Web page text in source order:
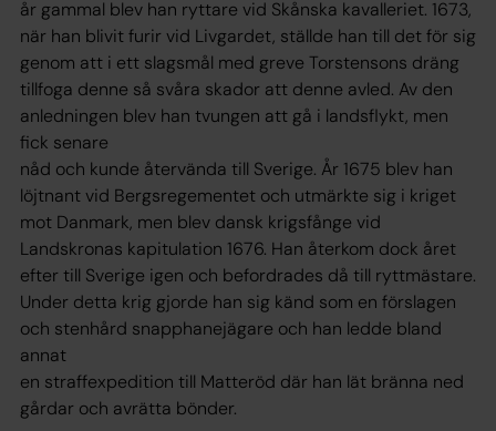
år gammal blev han ryttare vid Skånska kavalleriet. 1673,
när han blivit furir vid Livgardet, ställde han till det för sig
genom att i ett slagsmål med greve Torstensons dräng
tillfoga denne så svåra skador att denne avled. Av den
anledningen blev han tvungen att gå i landsflykt, men
fick senare
nåd och kunde återvända till Sverige. År 1675 blev han
löjtnant vid Bergsregementet och utmärkte sig i kriget
mot Danmark, men blev dansk krigsfånge vid
Landskronas kapitulation 1676. Han återkom dock året
efter till Sverige igen och befordrades då till ryttmästare.
Under detta krig gjorde han sig känd som en förslagen
och stenhård snapphanejägare och han ledde bland
annat
en straffexpedition till Matteröd där han lät bränna ned
gårdar och avrätta bönder.